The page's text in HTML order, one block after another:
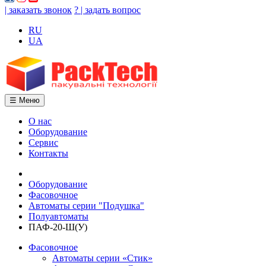
| заказать звонок ? | задать вопрос
RU
UA
☰ Меню
О нас
Оборудование
Сервис
Контакты
Оборудование
Фасовочное
Автоматы серии "Подушка"
Полуавтоматы
ПАФ-20-Ш(У)
Фасовочное
Автоматы серии «Стик»